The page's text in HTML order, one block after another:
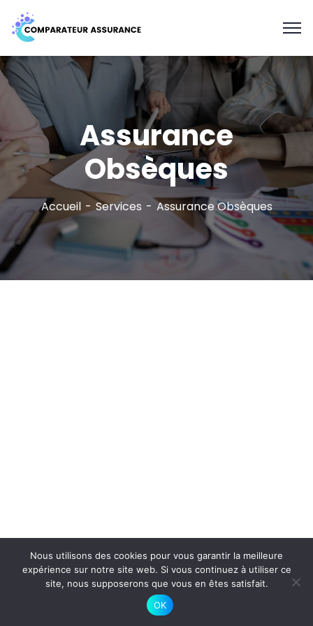
Assurance
Obsèques
Accueil Services Assurance Obsèques
Nous utilisons des cookies pour vous garantir la meilleure
expérience sur notre site web. Si vous continuez à utiliser ce
site, nous supposerons que vous en êtes satisfait.
OK